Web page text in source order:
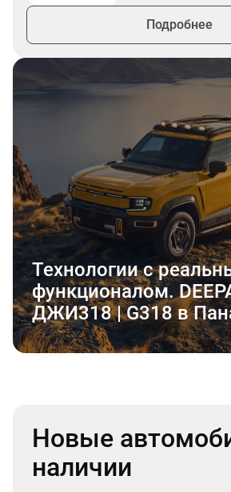
Подробнее
Технологии с
функционалом.
ДЖИ318 | G318 в
Новые
наличии